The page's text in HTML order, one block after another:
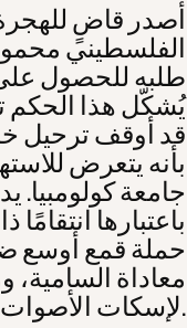
أصدر قاضٍ للهجرة
الفلسطيني
طلبه للحصول على
يُشكّل هذا الحكم
قد أوقف ترحيل
بأنه يتعرض
جامعة كولومبيا.
باعتبارها
حملة قمع أوسع
معاداة
لإسكات الأصوات المعارضة.